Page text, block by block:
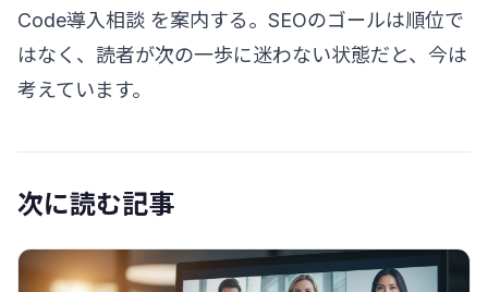
Code導入相談 を案内する。SEOのゴールは順位で
はなく、読者が次の一歩に迷わない状態だと、今は
考えています。
次に読む記事